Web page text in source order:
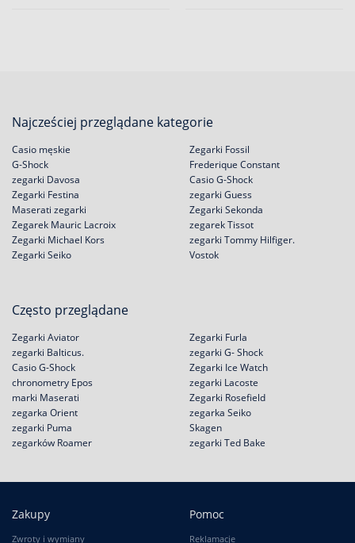
Najcześciej przeglądane kategorie
Casio męskie
G-Shock
zegarki Davosa
Zegarki Festina
Zegarki Fossil
Frederique Constant
Casio G-Shock
zegarki Guess
Maserati zegarki
Zegarek Mauric Lacroix
Zegarki Michael Kors
Zegarki Seiko
Zegarki Sekonda
zegarek Tissot
zegarki Tommy Hilfiger.
Vostok
Często przeglądane
Zegarki Aviator
zegarki Balticus.
Casio G-Shock
chronometry Epos
Zegarki Furla
zegarki G- Shock
Zegarki Ice Watch
zegarki Lacoste
marki Maserati
zegarka Orient
zegarki Puma
zegarków Roamer
Zegarki Rosefield
zegarka Seiko
Skagen
zegarki Ted Bake
Zakupy
Zwroty i wymiany
Pomoc
Reklamacje